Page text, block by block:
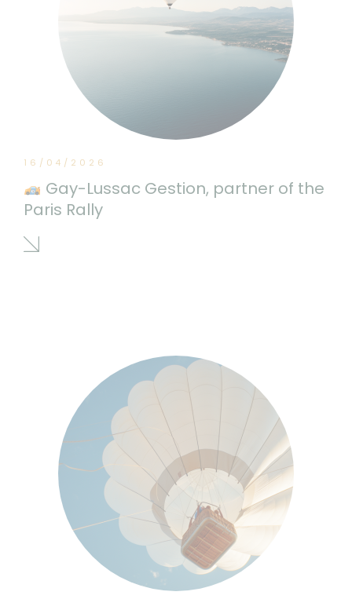
16/04/2026
Gay-Lussac Gestion, partner of the
Paris Rally